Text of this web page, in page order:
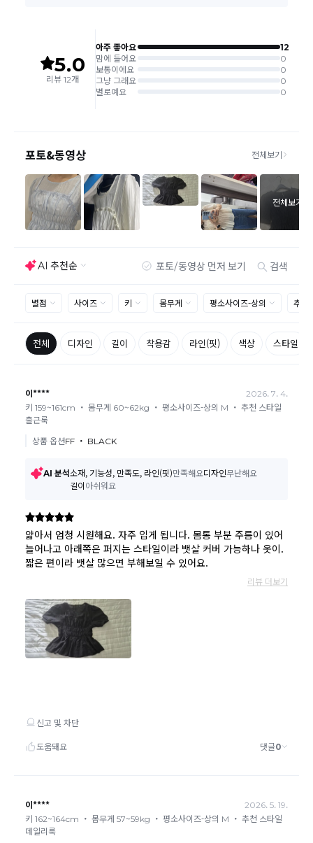
신 교환상품이 배송됩니다.
사이즈 및 디자인, 색상으로 인한 반품은 제품의 불량이 아닌 부분
으로 제품하자로 접수하여 보내주시는경우 택배비 차감 후 환불 진
행되는점 참고부탁드립니다.
제품의 불량, 오배송으로 인한 교환/반품 시 택배비는 본사에서 부
교환/반품이 불가능한 경우
고객님의 귀책 사유로 상품이 훼손된 경우
시간의 경과 또는 일부 소비자에 의해 재판매가 곤란할 정도로 상품
등의 가치가 현저히 감소된 경우
상품의 TAG, 스티커, 옷걸이, 폴릭백,케이스 등을 훼손 및 분실한 경
환불
환불승인: 반송장 배송완료일로부터 영업일 3-5일내에 물류 입고
확인 후 이루어지나, 이벤트 및 반품량에 따라 영업일 최대 15일 소
현금결제 시 : 주문취소 확인 후 영업일 기준 1일~3일내 요청계좌
로 환불되며 '한국사이버결제(KCP)'로 입금됩니다.
3일~5일정도 소요됩니다. (해당 카드사 사정에 따라 지연될 수 있
습니다.)